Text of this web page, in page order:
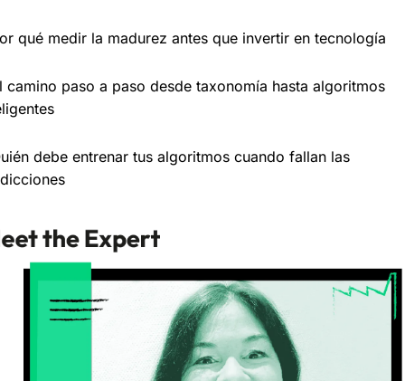
qué medir la madurez antes que invertir en tecnología
camino paso a paso desde taxonomía hasta algoritmos
debe entrenar tus algoritmos cuando fallan las